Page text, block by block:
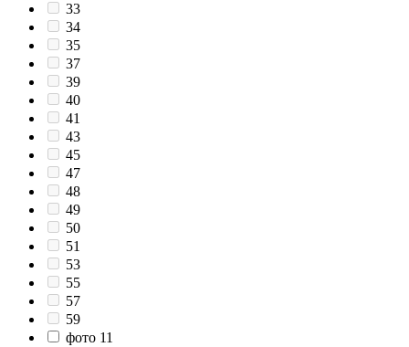
33
34
35
37
39
40
41
43
45
47
48
49
50
51
53
55
57
59
фото 11